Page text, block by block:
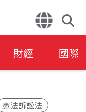
財經 國際
憲法訴訟法